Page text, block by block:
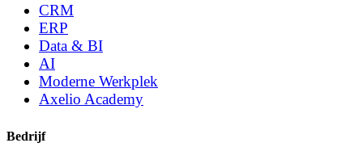
CRM
ERP
Data & BI
AI
Moderne Werkplek
Axelio Academy
Bedrijf